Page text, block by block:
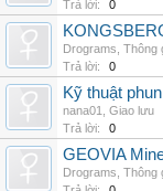
Trả lời:
0
Drograms Thông
Trả lời:
0
Kỹ thuật
nana01
Giao lưu
Trả lời:
0
GEOVIA
Drograms Thông